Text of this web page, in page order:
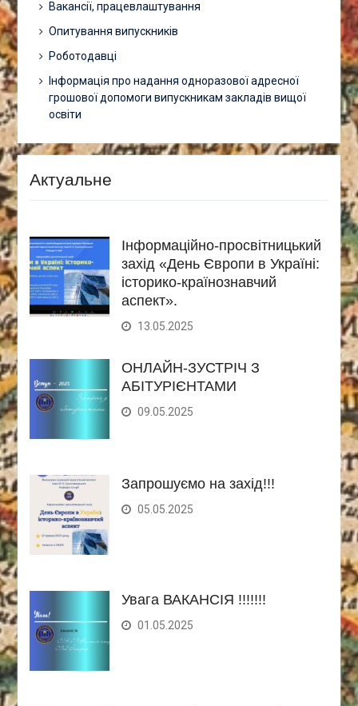
Вакансії, працевлаштування
Опитування випускників
Роботодавці
Інформація про надання одноразової адресної
грошової допомоги випускникам закладів вищої
освіти
Актуальне
Інформаційно-просвітницький
захід «День Європи в Україні:
історико-країнознавчий
аспект».
13.05.2025
ОНЛАЙН-ЗУСТРІЧ З
АБІТУРІЄНТАМИ
09.05.2025
Запрошуємо на захід!!!
05.05.2025
Увага ВАКАНСІЯ !!!!!!!
01.05.2025